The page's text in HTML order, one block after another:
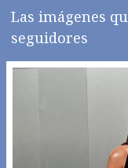
Las imágenes
seguidores